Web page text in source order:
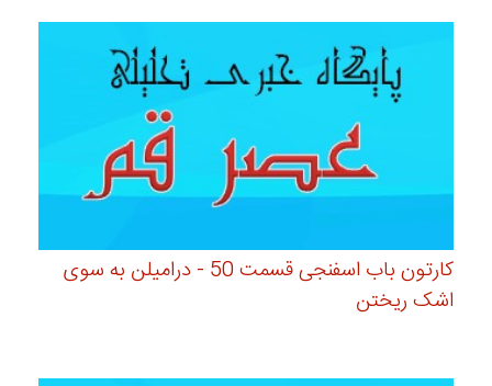
کارتون باب اسفنجی قسمت 50 - درامیلن به سوی
اشک ریختن